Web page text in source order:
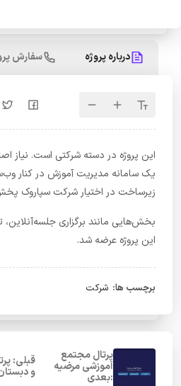
درباره پروژه سفارش
این پروژه در دسته شرکتی است. نیاز
یک سامانه مدیریت آموزش در کنار
زیرساخت در اختیار شرکت سپاروک پخش
بخش‌هایی مانند برگزاری جلسه‌‌آنلاین،
این پروژه عرضه شد.
برچسب ها: شرکت
پرتال مجتمع
آموزشی مرضیه
:بعدی
قبلی:
و